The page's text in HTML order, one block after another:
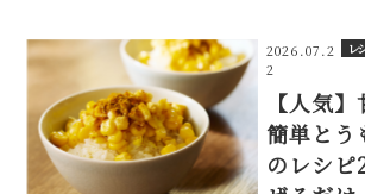
2026.07.2
2
レ
【人気
簡単とう
のレシ